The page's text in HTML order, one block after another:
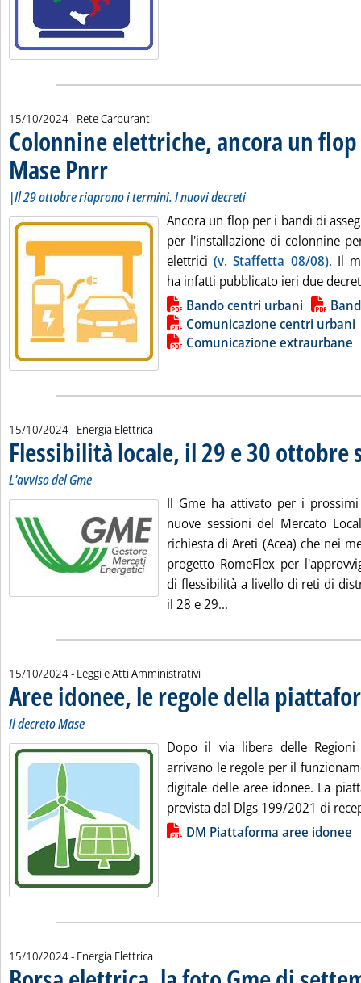
15/10/2024- Rete Carburanti
Colonnine elettriche, ancora un
Mase Pnrr. Sottotitolo: |Il 29 ottobre riaprono i termini. I nuovi decreti
. Pubblicata martedì 15 ottobre 2024 alle 16.55.
|Il 29 ottobre riaprono i termini. I nuovi decreti
Ancora un flop per i bandi di
per l'installazione di colonnine
elettrici(v. Staffetta 08/08). Il
ha infatti pubblicato ieri due
Lista allegati PDF alla notiziaBando centri urbani
Comunicazione centri urbani
Comunicazione extraurbane
15/10/2024- Energia Elettrica
Flessibilità locale, il 29 e 30 ottobre
L'avviso del Gme
Il Gme ha attivato per i
nuove sessioni del Mercato
richiesta di Areti (Acea) che nei
progetto RomeFlex per
di flessibilità a livello di reti di
il 28 e 29...
15/10/2024- Leggi e Atti Amministrativi
Aree idonee, le regole della
Il decreto Mase
Dopo il via libera delle
arrivano le regole per il
digitale delle aree idonee. La
prevista dal Dlgs 199/2021 di
Lista allegati PDF alla notiziaDM Piattaforma aree idonee
15/10/2024- Energia Elettrica